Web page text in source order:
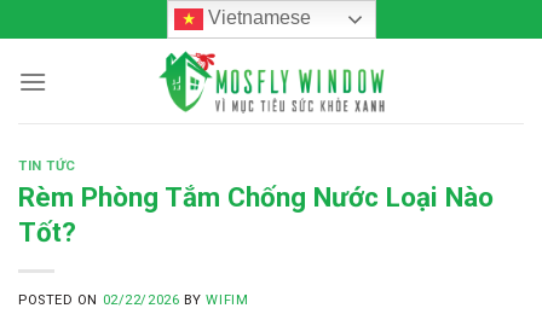
to
content
Vietnamese
TIN TỨC
Rèm Phòng Tắm Chống Nước Loại Nào
Tốt?
POSTED ON 02/22/2026 BYWIFIM